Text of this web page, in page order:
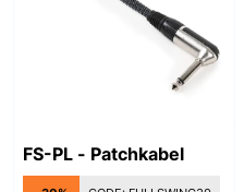
FS-PL - Patchkabel